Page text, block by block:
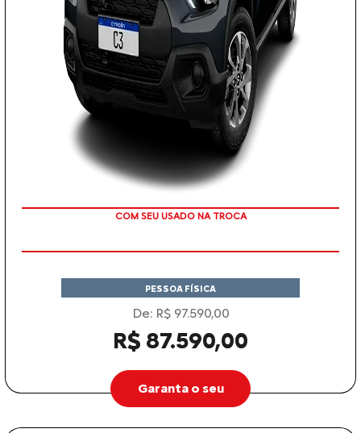
TAXA ZERO
PESSOA FÍSICA
De: R$ 97.590,00
R$ 87.590,00
Garanta o seu